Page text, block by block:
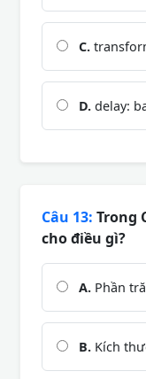
C.
D. delay:
Câu 13: Trong
cho điều gì?
A. Phần
B. Kích